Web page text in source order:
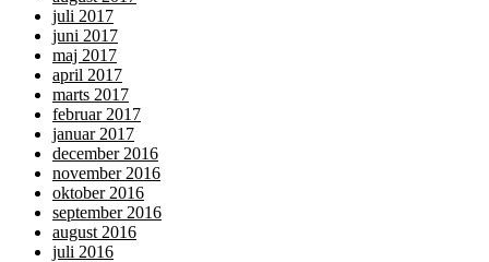
juli 2017
juni 2017
maj 2017
april 2017
marts 2017
februar 2017
januar 2017
december 2016
november 2016
oktober 2016
september 2016
august 2016
juli 2016